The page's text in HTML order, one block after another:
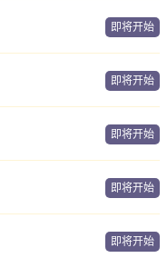
即将开始
即将开始
即将开始
即将开始
即将开始